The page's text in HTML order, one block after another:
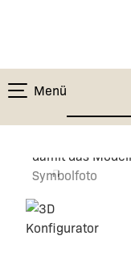
Menü
Symbolfoto
damit das